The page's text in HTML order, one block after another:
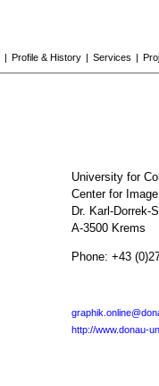
| Profile & History | Services |
University for
Center for
Dr. Karl-Dorrek-
A-3500 Krems
Phone: +43
http://www.donau-